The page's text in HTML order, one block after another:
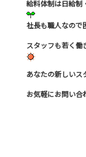
給料体制は日給制
社長も職人なので
スタッフも若く働
あなたの新しい
お気軽にお問い